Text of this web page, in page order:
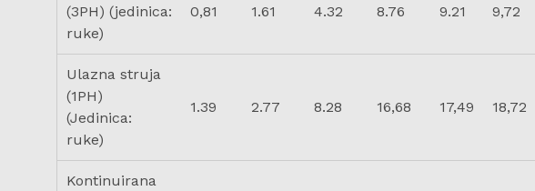
(3PH) (jedinica:
ruke)
0,81 1.61 4.32 8.76 9.21 9,72
Ulazna struja
(1PH)
(Jedinica:
ruke)
1.39 2.77 8.28 16,68 17,49 18,72
Kontinuirana